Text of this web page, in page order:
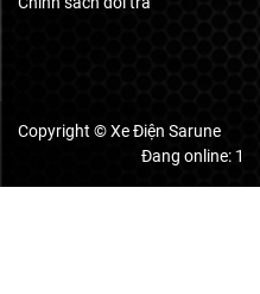
Copyright © Xe Điện Sarune
Đang online: 1